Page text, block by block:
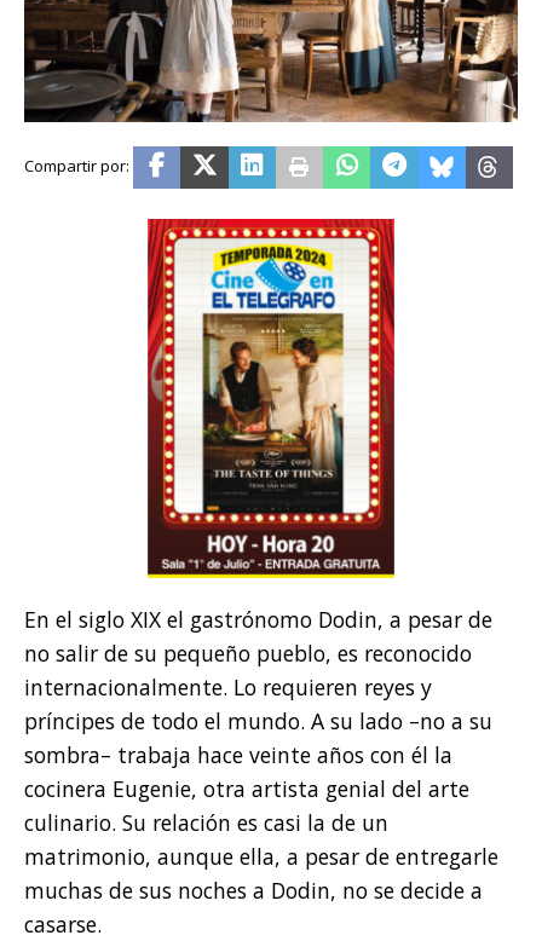
En el siglo XIX el gastrónomo Dodin, a pesar de
no salir de su pequeño pueblo, es reconocido
internacionalmente. Lo requieren reyes y
príncipes de todo el mundo. A su lado –no a su
sombra– trabaja hace veinte años con él la
cocinera Eugenie, otra artista genial del arte
culinario. Su relación es casi la de un
matrimonio, aunque ella, a pesar de entregarle
muchas de sus noches a Dodin, no se decide a
casarse.